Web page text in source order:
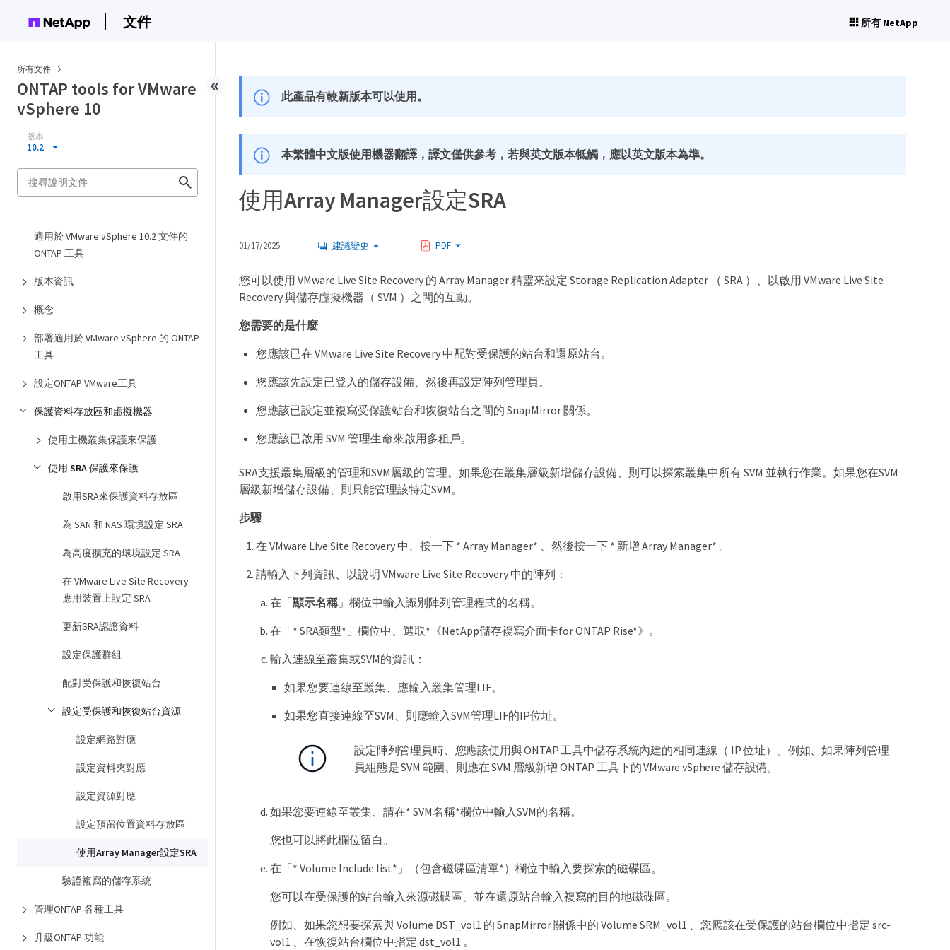
文件 所有 NetApp
所有文件
ONTAP tools for VMware
vSphere 10
版本
10.2
適用於 VMware vSphere 10.2 文件的
ONTAP 工具
版本資訊
概念
部署適用於 VMware vSphere 的 ONTAP
工具
設定ONTAP VMware工具
保護資料存放區和虛擬機器
使用主機叢集保護來保護
使用 SRA 保護來保護
啟用SRA來保護資料存放區
為 SAN 和 NAS 環境設定 SRA
為高度擴充的環境設定 SRA
在 VMware Live Site Recovery
應用裝置上設定 SRA
更新SRA認證資料
設定保護群組
配對受保護和恢復站台
設定受保護和恢復站台資源
設定網路對應
設定資料夾對應
設定資源對應
設定預留位置資料存放區
使用Array Manager設定SRA
驗證複寫的儲存系統
管理ONTAP 各種工具
升級ONTAP 功能
此產品有較新版本可以使用。
本繁體中文版使用機器翻譯，譯文僅供參考，若與英文版本牴觸，應以英文版本為準。
使用Array Manager設定SRA
01/17/2025 建議變更 PDF
您可以使用 VMware Live Site Recovery 的 Array Manager 精靈來設定 Storage Replication Adapter （ SRA ）、以啟用 VMware Live Site
Recovery 與儲存虛擬機器（ SVM ）之間的互動。
您需要的是什麼
您應該已在 VMware Live Site Recovery 中配對受保護的站台和還原站台。
您應該先設定已登入的儲存設備、然後再設定陣列管理員。
您應該已設定並複寫受保護站台和恢復站台之間的 SnapMirror 關係。
您應該已啟用 SVM 管理生命來啟用多租戶。
SRA支援叢集層級的管理和SVM層級的管理。如果您在叢集層級新增儲存設備、則可以探索叢集中所有 SVM 並執行作業。如果您在SVM
層級新增儲存設備、則只能管理該特定SVM。
步驟
在 VMware Live Site Recovery 中、按一下 * Array Manager* 、然後按一下 * 新增 Array Manager* 。
請輸入下列資訊、以說明 VMware Live Site Recovery 中的陣列：
在「顯示名稱」欄位中輸入識別陣列管理程式的名稱。
在「* SRA類型*」欄位中、選取*《NetApp儲存複寫介面卡for ONTAP Rise*》。
輸入連線至叢集或SVM的資訊：
如果您要連線至叢集、應輸入叢集管理LIF。
如果您直接連線至SVM、則應輸入SVM管理LIF的IP位址。
設定陣列管理員時、您應該使用與 ONTAP 工具中儲存系統內建的相同連線（ IP 位址）。例如、如果陣列管理
員組態是 SVM 範圍、則應在 SVM 層級新增 ONTAP 工具下的 VMware vSphere 儲存設備。
如果您要連線至叢集、請在* SVM名稱*欄位中輸入SVM的名稱。
您也可以將此欄位留白。
在「* Volume Include list*」（包含磁碟區清單*）欄位中輸入要探索的磁碟區。
您可以在受保護的站台輸入來源磁碟區、並在還原站台輸入複寫的目的地磁碟區。
例如、如果您想要探索與 Volume DST_vol1 的 SnapMirror 關係中的 Volume SRM_vol1 、您應該在受保護的站台欄位中指定 src-
vol1 、在恢復站台欄位中指定 dst_vol1 。